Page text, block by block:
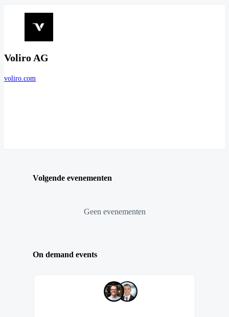
Voliro AG
voliro.com
Volgende evenementen
Geen evenementen
On demand events